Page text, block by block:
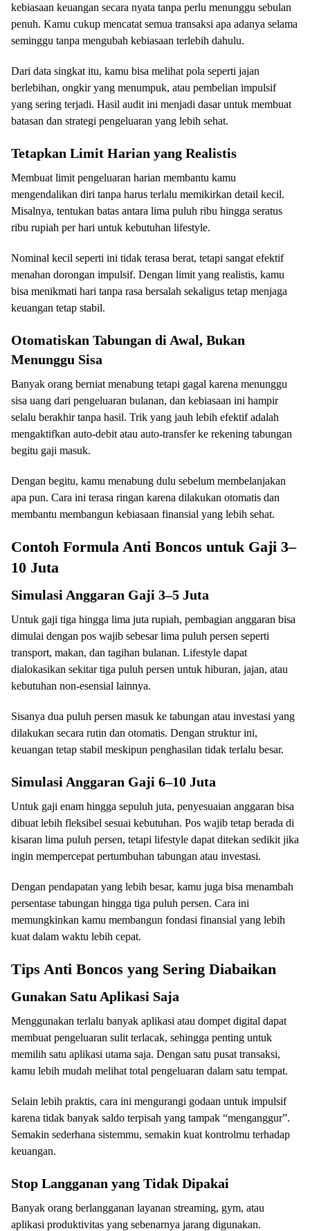
kebiasaan keuangan secara nyata tanpa perlu menunggu sebulan
penuh. Kamu cukup mencatat semua transaksi apa adanya selama
seminggu tanpa mengubah kebiasaan terlebih dahulu.
Dari data singkat itu, kamu bisa melihat pola seperti jajan
berlebihan, ongkir yang menumpuk, atau pembelian impulsif
yang sering terjadi. Hasil audit ini menjadi dasar untuk membuat
batasan dan strategi pengeluaran yang lebih sehat.
Tetapkan Limit Harian yang Realistis
Membuat limit pengeluaran harian membantu kamu
mengendalikan diri tanpa harus terlalu memikirkan detail kecil.
Misalnya, tentukan batas antara lima puluh ribu hingga seratus
ribu rupiah per hari untuk kebutuhan lifestyle.
Nominal kecil seperti ini tidak terasa berat, tetapi sangat efektif
menahan dorongan impulsif. Dengan limit yang realistis, kamu
bisa menikmati hari tanpa rasa bersalah sekaligus tetap menjaga
keuangan tetap stabil.
Otomatiskan Tabungan di Awal, Bukan
Menunggu Sisa
Banyak orang berniat menabung tetapi gagal karena menunggu
sisa uang dari pengeluaran bulanan, dan kebiasaan ini hampir
selalu berakhir tanpa hasil. Trik yang jauh lebih efektif adalah
mengaktifkan auto-debit atau auto-transfer ke rekening tabungan
begitu gaji masuk.
Dengan begitu, kamu menabung dulu sebelum membelanjakan
apa pun. Cara ini terasa ringan karena dilakukan otomatis dan
membantu membangun kebiasaan finansial yang lebih sehat.
Contoh Formula Anti Boncos untuk Gaji 3–
10 Juta
Simulasi Anggaran Gaji 3–5 Juta
Untuk gaji tiga hingga lima juta rupiah, pembagian anggaran bisa
dimulai dengan pos wajib sebesar lima puluh persen seperti
transport, makan, dan tagihan bulanan. Lifestyle dapat
dialokasikan sekitar tiga puluh persen untuk hiburan, jajan, atau
kebutuhan non-esensial lainnya.
Sisanya dua puluh persen masuk ke tabungan atau investasi yang
dilakukan secara rutin dan otomatis. Dengan struktur ini,
keuangan tetap stabil meskipun penghasilan tidak terlalu besar.
Simulasi Anggaran Gaji 6–10 Juta
Untuk gaji enam hingga sepuluh juta, penyesuaian anggaran bisa
dibuat lebih fleksibel sesuai kebutuhan. Pos wajib tetap berada di
kisaran lima puluh persen, tetapi lifestyle dapat ditekan sedikit jika
ingin mempercepat pertumbuhan tabungan atau investasi.
Dengan pendapatan yang lebih besar, kamu juga bisa menambah
persentase tabungan hingga tiga puluh persen. Cara ini
memungkinkan kamu membangun fondasi finansial yang lebih
kuat dalam waktu lebih cepat.
Tips Anti Boncos yang Sering Diabaikan
Gunakan Satu Aplikasi Saja
Menggunakan terlalu banyak aplikasi atau dompet digital dapat
membuat pengeluaran sulit terlacak, sehingga penting untuk
memilih satu aplikasi utama saja. Dengan satu pusat transaksi,
kamu lebih mudah melihat total pengeluaran dalam satu tempat.
Selain lebih praktis, cara ini mengurangi godaan untuk impulsif
karena tidak banyak saldo terpisah yang tampak “menganggur”.
Semakin sederhana sistemmu, semakin kuat kontrolmu terhadap
keuangan.
Stop Langganan yang Tidak Dipakai
Banyak orang berlangganan layanan streaming, gym, atau
aplikasi produktivitas yang sebenarnya jarang digunakan.